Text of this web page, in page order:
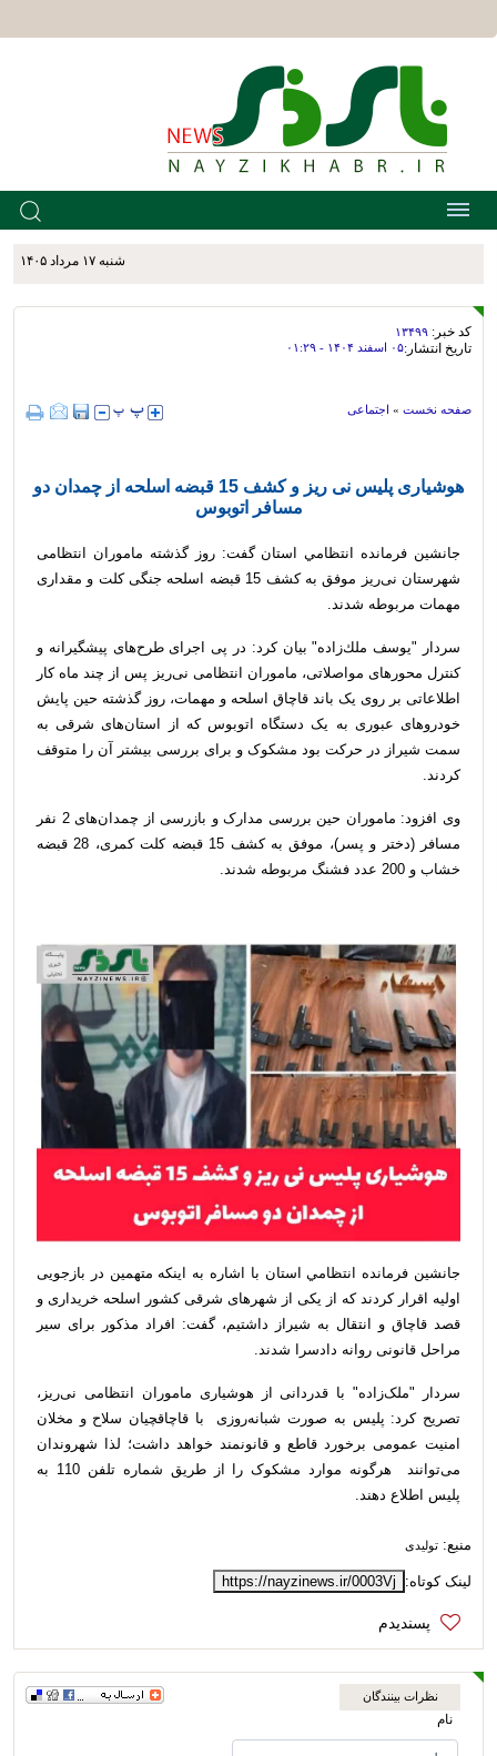
شنبه ۱۷ مرداد ۱۴۰۵
کد خبر: ۱۳۴۹۹
تاریخ انتشار:۰۵ اسفند ۱۴۰۴ - ۰۱:۲۹
صفحه نخست » اجتماعی
هوشیاری پلیس نی ریز و کشف 15 قبضه اسلحه از چمدان دو
مسافر اتوبوس
جانشين فرمانده انتظامي استان گفت: روز گذشته ماموران انتظامی
شهرستان نی‌ریز موفق به کشف 15 قبضه اسلحه جنگی کلت و مقداری
مهمات مربوطه شدند.
سردار "يوسف ملك‌زاده" بيان كرد: در پی اجرای طرح‌های پیشگیرانه و
کنترل محورهای مواصلاتی، ماموران انتظامی نی‌ریز پس از چند ماه کار
اطلاعاتی بر روی یک باند قاچاق اسلحه و مهمات، روز گذشته حین پایش
خودروهای عبوری به یک دستگاه اتوبوس که از استان‌های شرقی به
سمت شیراز در حرکت بود مشکوک و برای بررسی بیشتر آن را متوقف
کردند.
وی افزود: ماموران حین بررسی مدارک و بازرسی از چمدان‌های 2 نفر
مسافر (دختر و پسر)، موفق به کشف 15 قبضه کلت کمری، 28 قبضه
خشاب و 200 عدد فشنگ مربوطه شدند.
جانشين فرمانده انتظامي استان با اشاره به اینکه متهمین در بازجویی
اولیه اقرار کردند که از یکی از شهرهای شرقی کشور اسلحه خریداری و
قصد قاچاق و انتقال به شیراز داشتیم، گفت: افراد مذکور برای سیر
مراحل قانونی روانه دادسرا شدند.
سردار "ملک‌زاده" با قدردانی از هوشیاری ماموران انتظامی نی‌ریز،
تصریح کرد: پلیس به صورت شبانه‌روزی با قاچاقچیان سلاح و مخلان
امنیت عمومی برخورد قاطع و قانونمند خواهد داشت؛ لذا شهروندان
می‌توانند هرگونه موارد مشکوک را از طریق شماره تلفن 110 به
پلیس اطلاع دهند.
منبع: تولیدی
لینک کوتاه: https://nayzinews.ir/0003Vj
نظرات بینندگان
نام